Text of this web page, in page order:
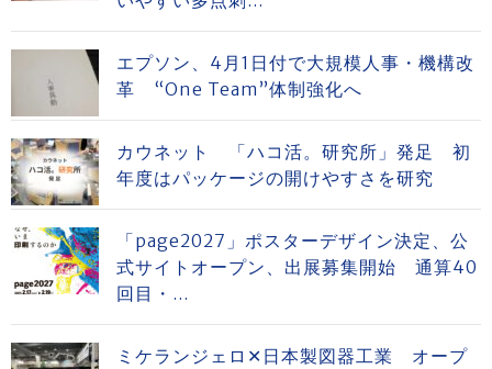
エプソン、4月1日付で大規模人事・機構改
革 “One Team”体制強化へ
カウネット 「ハコ活。研究所」発足 初
年度はパッケージの開けやすさを研究
「page2027」ポスターデザイン決定、公
式サイトオープン、出展募集開始 通算40
回目・...
ミケランジェロ✕日本製図器工業 オープ